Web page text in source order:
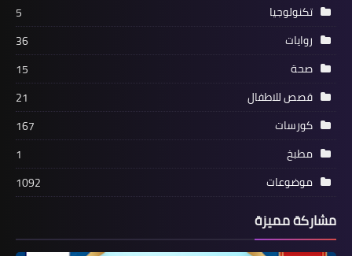
تكنولوجيا
5
روايات
36
صحة
15
قصص للاطفال
21
كورسات
167
مطبخ
1
موضوعات
1092
مشاركة مميزة